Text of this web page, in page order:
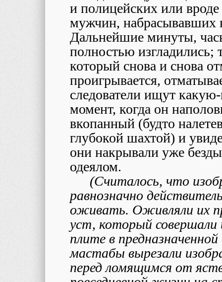
и полицейских или вроде
мужчин, набрасывавших
Дальнейшие минуты,
полностью изгладились;
который снова и снова
проигрывается,
следователи ищут
момент, когда он
вкопанный (будто
глубокой шахтой) и
они накрывали уже
одеялом.
(Считалось, что
равнозначно
оживать. Оживляли их
уст, который
плите в
мастабы вырезали
перед ломящимся от